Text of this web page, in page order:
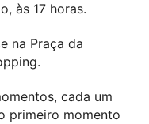
às 17 horas.
na Praça da
cada um
primeiro momento